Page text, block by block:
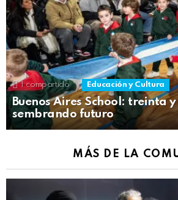
1 compartido Educación y Cultura
Buenos Aires School: treinta
sembrando futuro
MÁS DE LA